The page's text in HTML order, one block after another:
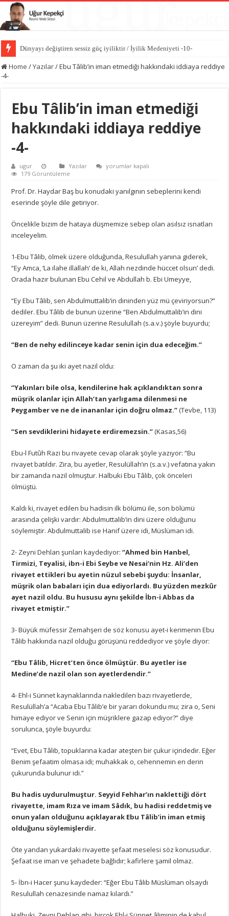
Dünyayı değiştiren sessiz güç iyiliktir / İyilik Medeniyeti -10-
İyilik bir medeniyet inşa eder / İyilik Medeniyeti -9-
Home /Yazılar/Ebu Tâlib’in iman etmediği hakkındaki iddiaya reddiye
-4-
Ebu Tâlib’in iman etmediği
hakkındaki iddiaya reddiye
-4-
ugur Yazılar
Ebu
etmediği
hakkındaki
için
yorumlar kapalı
179 Görüntüleme
Prof. Dr. Haydar Baş bu konudaki yanılgının sebeplerini kendi
eserinde şöyle dile getiriyor.
Öncelikle bizim de hataya düşmemize sebep olan asılsız isnatları
inceleyelim.
1-Ebu Tâlib, ölmek üzere olduğunda, Resulullah yanına giderek,
“Ey Amca, ‘La ilahe illallah’ de ki, Allah nezdinde hüccet olsun’ dedi.
Orada hazır bulunan Ebu Cehil ve Abdullah b. Ebi Umeyye,
“Ey Ebu Tâlib, sen Abdulmuttalib’in dininden yüz mü çeviriyorsun?”
dediler. Ebu Tâlib de bunun üzerine “Ben Abdulmuttalib’in dini
üzereyim” dedi. Bunun üzerine Resulullah (s.a.v.) şöyle buyurdu;
“Ben de nehy edilinceye kadar senin için dua edeceğim.”
O zaman da şu iki ayet nazil oldu:
“Yakınları bile olsa, kendilerine hak açıklandıktan sonra
müşrik olanlar için Allah’tan yarlıgama dilenmesi ne
Peygamber ve ne de inananlar için doğru olmaz.”(Tevbe, 113)
“Sen sevdiklerini hidayete erdiremezsin.”(Kasas,56)
Ebu-l Futûh Razi bu rivayete cevap olarak şöyle yazıyor: “Bu
rivayet batıldır. Zira, bu ayetler, Resulüllah’ın (s.a.v.) vefatına yakın
bir zamanda nazil olmuştur. Halbuki Ebu Tâlib, çok önceleri
ölmüştü.
Kaldı ki, rivayet edilen bu hadisin ilk bölümü ile, son bölümü
arasında çelişki vardır: Abdulmuttalib’in dini üzere olduğunu
söylemiştir. Abdulmuttalib ise Hanif üzere idi, Müslüman idi.
2- Zeyni Dehlan şunları kaydediyor:“Ahmed bin Hanbel,
Tirmizi, Teyalisi, ibn-i Ebi Seybe ve Nesai’nin Hz. Ali’den
rivayet ettikleri bu ayetin nüzul sebebi şuydu: İnsanlar,
müşrik olan babaları için dua ediyorlardı. Bu yüzden mezkûr
ayet nazil oldu. Bu hususu aynı şekilde İbn-i Abbas da
rivayet etmiştir.”
3- Büyük müfessir Zemahşeri de söz konusu ayet-i kerimenin Ebu
Tâlib hakkında nazil olduğu görüşünü reddediyor ve şöyle diyor:
“Ebu Tâlib, Hicret’ten önce ölmüştür. Bu ayetler ise
Medine’de nazil olan son ayetlerdendir.”
4- Ehl-i Sünnet kaynaklarında nakledilen bazı rivayetlerde,
Resulüllah’a “Acaba Ebu Tâlib’e bir yararı dokundu mu; zira o, Seni
himaye ediyor ve Senin için müşriklere gazap ediyor?” diye
sorulunca, şöyle buyurdu:
“Evet, Ebu Tâlib, topuklarına kadar ateşten bir çukur içindedir. Eğer
Benim şefaatim olmasa idi; muhakkak o, cehennemin en derin
çukurunda bulunur idi.”
Bu hadis uydurulmuştur. Seyyid Fehhar’ın naklettiği dört
rivayette, imam Rıza ve imam Sâdık, bu hadisi reddetmiş ve
onun yalan olduğunu açıklayarak Ebu Tâlib’in iman etmiş
olduğunu söylemişlerdir.
Öte yandan yukardaki rivayette şefaat meselesi söz konusudur.
Şefaat ise iman ve şehadete bağlıdır; kafirlere şamil olmaz.
5- İbn-i Hacer şunu kaydeder: “Eğer Ebu Tâlib Müslüman olsaydı
Resulullah cenazesinde namaz kılardı.”